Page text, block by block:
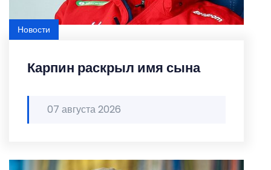
Featured
Карпин раскрыл имя сына
07 августа 2026
Новости